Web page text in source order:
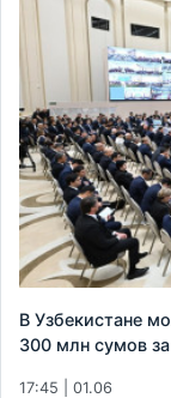
В Узбекистане
300 млн сумов
17:45 | 01.06